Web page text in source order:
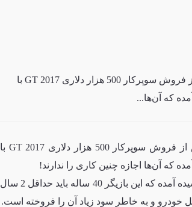
سوپراستار WWE و بازیگر معروف، جان سینا پس از فروش سوپرکار 500 هزار دلاری GT 2017 با
که آن‌ها...
سوپراستار WWE و بازیگر معروف، جان سینا پس از فروش سوپرکار 500 هزار دلاری GT 2017 با
که آن‌ها اجازه چنین کاری را ندارند!
در یک کپی از شکوائیه فورد که به دست WXYZ رسیده آمده که این بازیگر 40 ساله باید حداقل 2 سال
خودرو و به خاطر سود زیاد آن را فروخته است.